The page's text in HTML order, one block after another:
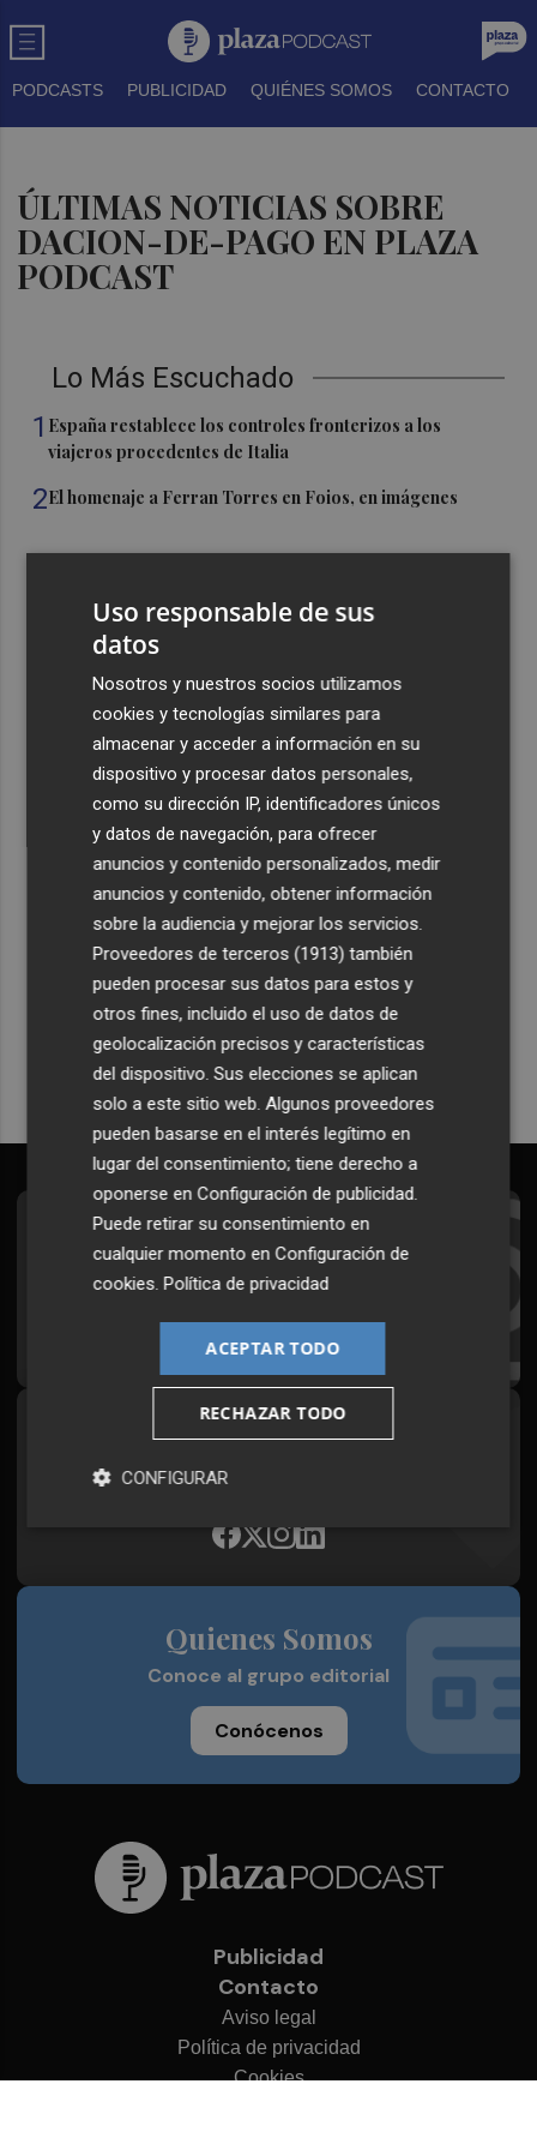
PODCASTS PUBLICIDAD QUIÉNES SOMOS CONTACTO
ÚLTIMAS NOTICIAS SOBRE
DACION-DE-PAGO EN PLAZA
PODCAST
Lo Más Escuchado
1 España restablece los controles fronterizos a los
viajeros procedentes de Italia
2El homenaje a Ferran Torres en Foios, en imágenes
Foios se vuelca con Ferran Torres
La serie murciana protagonizada por un conejo de
peluche malhablado y gamberro que triunfa en las
redes: así es 'Yván y Lolo'
Recibe toda la actualidad de
Plaza Podcast en tu correo
Quiero suscribirme
Suscríbete al Boletín
Todos los días a primera hora en tu email
Síguenos en redes
Plaza Podcast, desde cualquier medio
Quienes Somos
Conoce al grupo editorial
Conócenos
Publicidad
Contacto
Aviso legal
Política de privacidad
Cookies
Uso responsable de sus
datos
Nosotros y nuestros socios utilizamos
cookies y tecnologías similares para
almacenar y acceder a información en su
dispositivo y procesar datos personales,
como su dirección IP, identificadores únicos
y datos de navegación, para ofrecer
anuncios y contenido personalizados, medir
anuncios y contenido, obtener información
sobre la audiencia y mejorar los servicios.
Proveedores de terceros (1913) también
pueden procesar sus datos para estos y
otros fines, incluido el uso de datos de
geolocalización precisos y características
del dispositivo. Sus elecciones se aplican
solo a este sitio web. Algunos proveedores
pueden basarse en el interés legítimo en
lugar del consentimiento; tiene derecho a
oponerse enConfiguración de publicidad.
Puede retirar su consentimiento en
cualquier momento enConfiguración de
cookies.Política de privacidad
ACEPTAR TODO
RECHAZAR TODO
CONFIGURAR